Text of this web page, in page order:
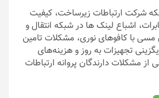
شرکت ارتباطات زیرساخت، کیفیت
اشباع لینک ها در شبکه انتقال و
با کافوهای نوری، مشکلات تامین
تجهیزات به روز و هزینه‌های
از مشکلات دارندگان پروانه ارتباطات